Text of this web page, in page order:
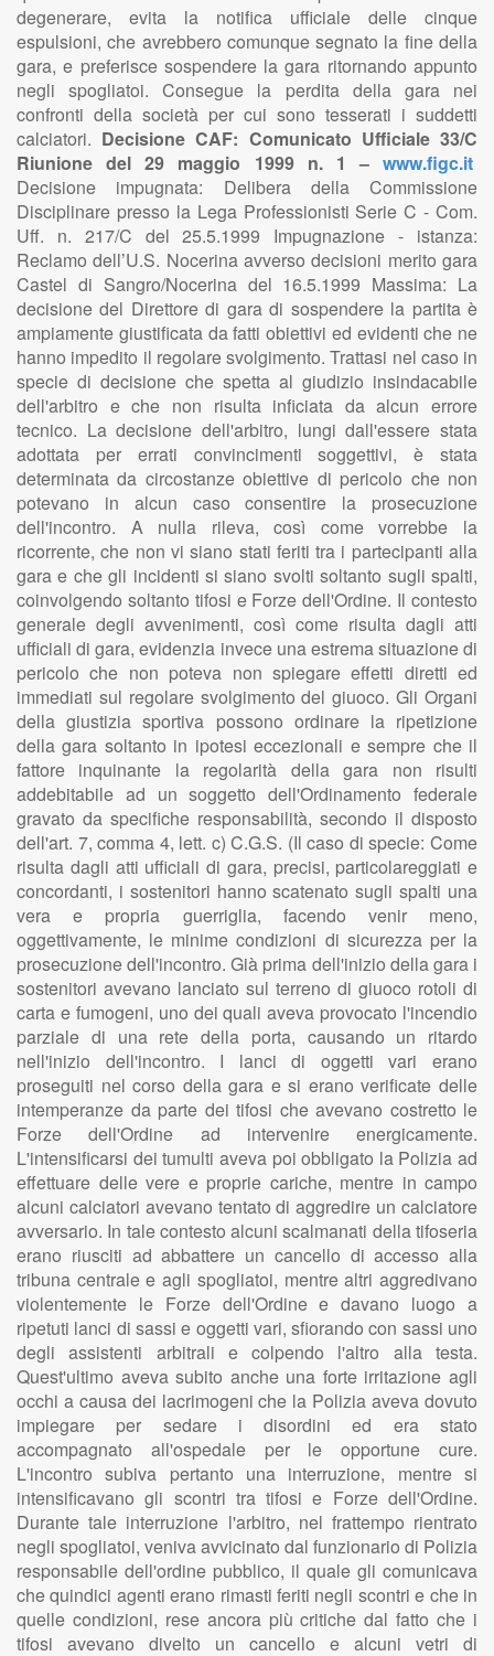
degenerare, evita la notifica ufficiale delle cinque
espulsioni, che avrebbero comunque segnato la fine della
gara, e preferisce sospendere la gara ritornando appunto
negli spogliatoi. Consegue la perdita della gara nei
confronti della società per cui sono tesserati i suddetti
calciatori. Decisione CAF: Comunicato Ufficiale 33/C
Riunione del 29 maggio 1999 n. 1 – www.figc.it
Decisione impugnata: Delibera della Commissione
Disciplinare presso la Lega Professionisti Serie C - Com.
Uff. n. 217/C del 25.5.1999 Impugnazione - istanza:
Reclamo dell’U.S. Nocerina avverso decisioni merito gara
Castel di Sangro/Nocerina del 16.5.1999 Massima: La
decisione del Direttore di gara di sospendere la partita è
ampiamente giustificata da fatti obiettivi ed evidenti che ne
hanno impedito il regolare svolgimento. Trattasi nel caso in
specie di decisione che spetta al giudizio insindacabile
dell'arbitro e che non risulta inficiata da alcun errore
tecnico. La decisione dell'arbitro, lungi dall'essere stata
adottata per errati convincimenti soggettivi, è stata
determinata da circostanze obiettive di pericolo che non
potevano in alcun caso consentire la prosecuzione
dell'incontro. A nulla rileva, così come vorrebbe la
ricorrente, che non vi siano stati feriti tra i partecipanti alla
gara e che gli incidenti si siano svolti soltanto sugli spalti,
coinvolgendo soltanto tifosi e Forze dell'Ordine. Il contesto
generale degli avvenimenti, così come risulta dagli atti
ufficiali di gara, evidenzia invece una estrema situazione di
pericolo che non poteva non spiegare effetti diretti ed
immediati sul regolare svolgimento del giuoco. Gli Organi
della giustizia sportiva possono ordinare la ripetizione
della gara soltanto in ipotesi eccezionali e sempre che il
fattore inquinante la regolarità della gara non risulti
addebitabile ad un soggetto dell'Ordinamento federale
gravato da specifiche responsabilità, secondo il disposto
dell'art. 7, comma 4, lett. c) C.G.S. (Il caso di specie: Come
risulta dagli atti ufficiali di gara, precisi, particolareggiati e
concordanti, i sostenitori hanno scatenato sugli spalti una
vera e propria guerriglia, facendo venir meno,
oggettivamente, le minime condizioni di sicurezza per la
prosecuzione dell'incontro. Già prima dell'inizio della gara i
sostenitori avevano lanciato sul terreno di giuoco rotoli di
carta e fumogeni, uno dei quali aveva provocato l'incendio
parziale di una rete della porta, causando un ritardo
nell'inizio dell'incontro. I lanci di oggetti vari erano
proseguiti nel corso della gara e si erano verificate delle
intemperanze da parte dei tifosi che avevano costretto le
Forze dell'Ordine ad intervenire energicamente.
L'intensificarsi dei tumulti aveva poi obbligato la Polizia ad
effettuare delle vere e proprie cariche, mentre in campo
alcuni calciatori avevano tentato di aggredire un calciatore
avversario. In tale contesto alcuni scalmanati della tifoseria
erano riusciti ad abbattere un cancello di accesso alla
tribuna centrale e agli spogliatoi, mentre altri aggredivano
violentemente le Forze dell'Ordine e davano luogo a
ripetuti lanci di sassi e oggetti vari, sfiorando con sassi uno
degli assistenti arbitrali e colpendo l'altro alla testa.
Quest'ultimo aveva subito anche una forte irritazione agli
occhi a causa dei lacrimogeni che la Polizia aveva dovuto
impiegare per sedare i disordini ed era stato
accompagnato all'ospedale per le opportune cure.
L'incontro subiva pertanto una interruzione, mentre si
intensificavano gli scontri tra tifosi e Forze dell'Ordine.
Durante tale interruzione l'arbitro, nel frattempo rientrato
negli spogliatoi, veniva avvicinato dal funzionario di Polizia
responsabile dell'ordine pubblico, il quale gli comunicava
che quindici agenti erano rimasti feriti negli scontri e che in
quelle condizioni, rese ancora più critiche dal fatto che i
tifosi avevano divelto un cancello e alcuni vetri di